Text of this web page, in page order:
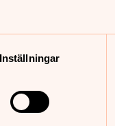
Inställningar